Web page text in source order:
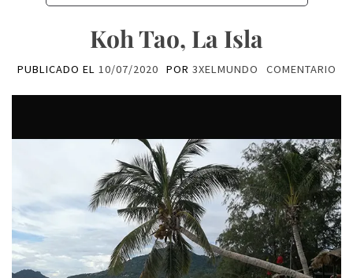
Koh Tao, La Isla
PUBLICADO EL 10/07/2020 POR 3XELMUNDO COMENTARIO